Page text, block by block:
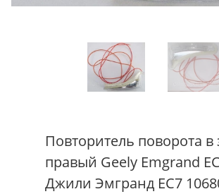
Повторитель поворота в
правый Geely Emgrand
Джили Эмгранд ЕС7